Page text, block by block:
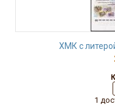
ХМК с
1